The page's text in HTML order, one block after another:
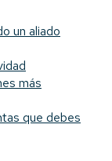
un aliado
más
que debes